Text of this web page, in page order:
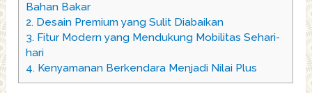
Bahan Bakar
2. Desain Premium yang Sulit Diabaikan
3. Fitur Modern yang Mendukung Mobilitas Sehari-
hari
4. Kenyamanan Berkendara Menjadi Nilai Plus